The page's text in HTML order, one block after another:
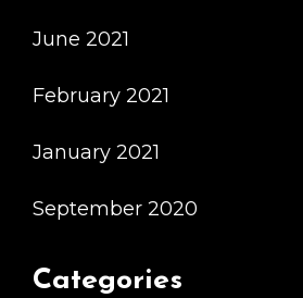
June 2021
February 2021
January 2021
September 2020
Categories